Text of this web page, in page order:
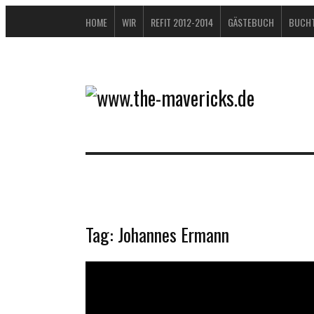
HOME WIR REFIT 2012-2014 GÄSTEBUCH
Tag: Johannes Ermann